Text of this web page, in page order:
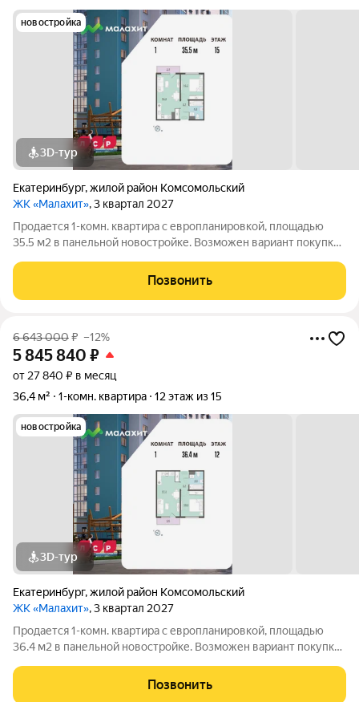
новостройка
3D-тур
Екатеринбург,жилой район Комсомольский
ЖК «Малахит», 3 квартал 2027
Продается 1-комн. квартира с европланировкой, площадью
35.5 м2 в панельной новостройке. Возможен вариант покупки
кухня 16.5 м2, отделка под ключ, балконов - 1. Квартира
располагается на 15
Позвонить
6 643 000₽ –12%
5 845 840 ₽
от 27 840 ₽ в месяц
36,4 м²
1-комн. квартира 12 этаж из 15
новостройка
3D-тур
Екатеринбург,жилой район Комсомольский
ЖК «Малахит», 3 квартал 2027
Продается 1-комн. квартира с европланировкой, площадью
36.4 м2 в панельной новостройке. Возможен вариант покупки
кухня 17.1 м2, отделка под ключ, балконов - 1. Квартира
располагается на 12
Позвонить